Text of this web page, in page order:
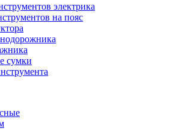
электрика
на пояс
сумки